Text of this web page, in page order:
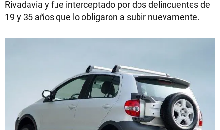
Rivadavia y fue interceptado por dos delincuentes de
19 y 35 años que lo obligaron a subir nuevamente.